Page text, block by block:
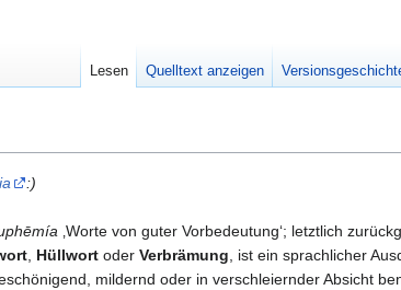
:)
‚Worte von guter Vorbedeutung‘; letztlich
, Hüllwort oder Verbrämung, ist ein sprachlicher
mildernd oder in verschleiernder Absicht
Lesen Quelltext anzeigen